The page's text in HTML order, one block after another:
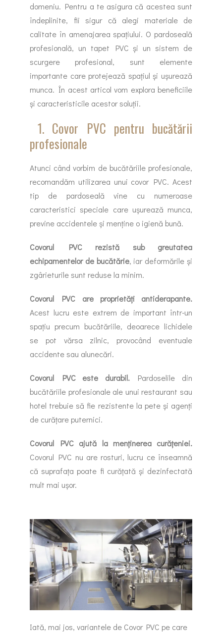
domeniu. Pentru a te asigura că acestea sunt
îndeplinite, fii sigur că alegi materiale de
calitate în amenajarea spațiului. O pardoseală
profesională, un tapet PVC și un sistem de
scurgere profesional, sunt elemente
importante care protejează spațiul și ușurează
munca. În acest articol vom explora beneficiile
și caracteristicile acestor soluții.
1. Covor PVC pentru bucătării
profesionale
Atunci când vorbim de bucătăriile profesionale,
recomandăm utilizarea unui covor PVC. Acest
tip de pardoseală vine cu numeroase
caracteristici speciale care ușurează munca,
previne accidentele și menține o igienă bună.
Covorul PVC rezistă sub greutatea
echipamentelor de bucătărie, iar deformările şi
zgârieturile sunt reduse la minim.
Covorul PVC are proprietăți antiderapante.
Acest lucru este extrem de important într-un
spațiu precum bucătăriile, deoarece lichidele
se pot vărsa zilnic, provocând eventuale
accidente sau alunecări.
Covorul PVC este durabil.Pardoselile din
bucătăriile profesionale ale unui restaurant sau
hotel trebuie să fie rezistente la pete și agenți
de curățare puternici.
Covorul PVC ajută la menținerea curățeniei.
Covorul PVC nu are rosturi, lucru ce înseamnă
că suprafața poate fi curățată și dezinfectată
mult mai ușor.
Iată, mai jos, variantele de Covor PVC pe care